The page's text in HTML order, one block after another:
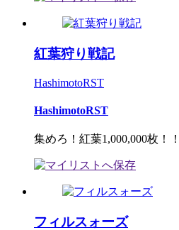
紅葉狩り戦記
HashimotoRST
HashimotoRST
集めろ！紅葉1,000,000枚！！
フィルスォーズ